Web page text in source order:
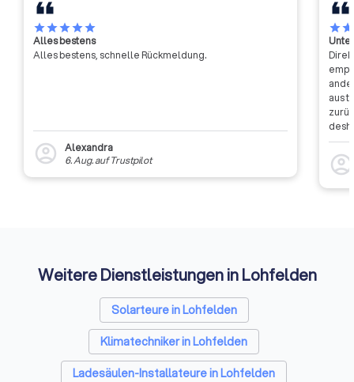
starstarstarstarstar
Alles bestens
Alles bestens, schnelle Rückmeldung.
account_circle
Alexandra
6. Aug.auf Trustpilot
starstar
aus
dass
account_circle
Weitere Dienstleistungen in Lohfelden
Solarteure in Lohfelden
Klimatechniker in Lohfelden
Ladesäulen-Installateure in Lohfelden